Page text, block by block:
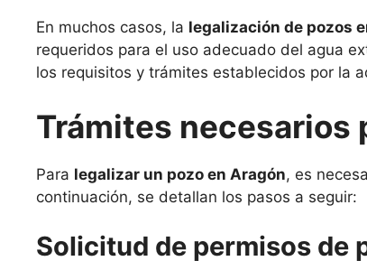
En muchos casos, la legalización de pozos
requeridos para el uso adecuado del agua
los requisitos y trámites establecidos por la
Trámites necesarios
Para legalizar un pozo en Aragón, es
continuación, se detallan los pasos a seguir:
Solicitud de permisos de